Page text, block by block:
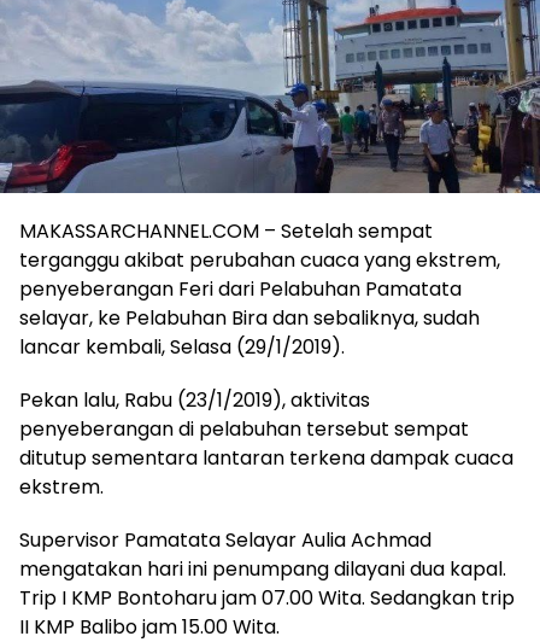
MAKASSARCHANNEL.COM – Setelah sempat
terganggu akibat perubahan cuaca yang ekstrem,
penyeberangan Feri dari Pelabuhan Pamatata
selayar, ke Pelabuhan Bira dan sebaliknya, sudah
lancar kembali, Selasa (29/1/2019).
Pekan lalu, Rabu (23/1/2019), aktivitas
penyeberangan di pelabuhan tersebut sempat
ditutup sementara lantaran terkena dampak cuaca
ekstrem.
Supervisor Pamatata Selayar Aulia Achmad
mengatakan hari ini penumpang dilayani dua kapal.
Trip I KMP Bontoharu jam 07.00 Wita. Sedangkan trip
II KMP Balibo jam 15.00 Wita.